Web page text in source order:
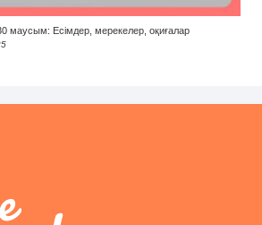
маусым: Есімдер, мерекелер, оқиғалар